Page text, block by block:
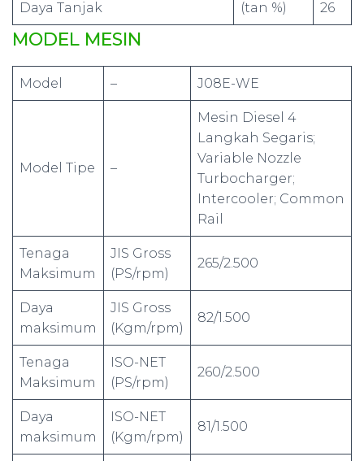
Daya Tanjak (tan %) 26
MODEL MESIN
Model – J08E-WE
Model Tipe –
Mesin Diesel 4
Langkah Segaris;
Variable Nozzle
Turbocharger;
Intercooler; Common
Rail
Tenaga
Maksimum
JIS Gross
(PS/rpm)
265/2.500
Daya
maksimum
JIS Gross
(Kgm/rpm)
82/1.500
Tenaga
Maksimum
ISO-NET
(PS/rpm)
260/2.500
Daya
maksimum
ISO-NET
(Kgm/rpm)
81/1.500